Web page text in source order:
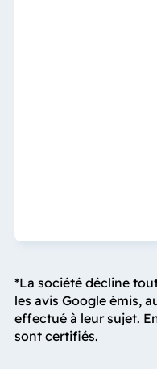
*La société décline
les avis Google émis,
effectué à leur sujet.
sont certifiés.